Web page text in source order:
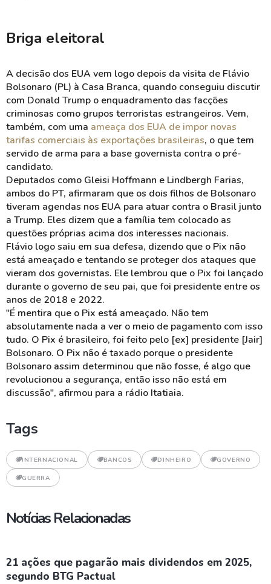
Briga eleitoral
A decisão dos EUA vem logo depois da visita de Flávio
Bolsonaro (PL) à Casa Branca, quando conseguiu discutir
com Donald Trump o enquadramento das facções
criminosas como grupos terroristas estrangeiros. Vem,
também, com uma ameaça dos EUA de impor novas
tarifas comerciais às exportações brasileiras, o que tem
servido de arma para a base governista contra o pré-
candidato.
Deputados como Gleisi Hoffmann e Lindbergh Farias,
ambos do PT, afirmaram que os dois filhos de Bolsonaro
tiveram agendas nos EUA para atuar contra o Brasil junto
a Trump. Eles dizem que a família tem colocado as
questões próprias acima dos interesses nacionais.
Flávio logo saiu em sua defesa, dizendo que o Pix não
está ameaçado e tentando se proteger dos ataques que
vieram dos governistas. Ele lembrou que o Pix foi lançado
durante o governo de seu pai, que foi presidente entre os
anos de 2018 e 2022.
"É mentira que o Pix está ameaçado. Não tem
absolutamente nada a ver o meio de pagamento com isso
tudo. O Pix é brasileiro, foi feito pelo [ex] presidente [Jair]
Bolsonaro. O Pix não é taxado porque o presidente
Bolsonaro assim determinou que não fosse, é algo que
revolucionou a segurança, então isso não está em
discussão", afirmou para a rádio Itatiaia.
Tags
INTERNACIONAL BANCOS DINHEIRO GOVERNO
GUERRA
Notícias Relacionadas
21 ações que pagarão mais dividendos em 2025,
segundo BTG Pactual